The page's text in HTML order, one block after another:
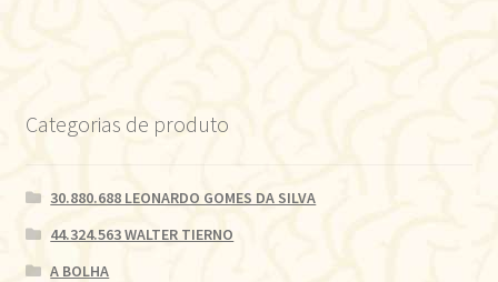
Categorias de produto
30.880.688 LEONARDO GOMES DA SILVA
44.324.563 WALTER TIERNO
A BOLHA